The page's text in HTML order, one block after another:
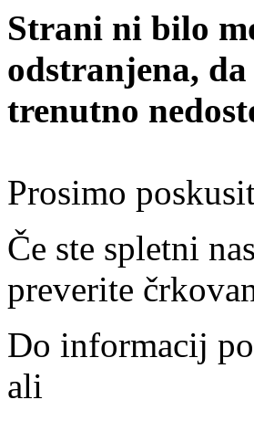
Strani ni bilo
odstranjena,
trenutno
Prosimo
Če ste spletni
preverite
Do informacij
ali